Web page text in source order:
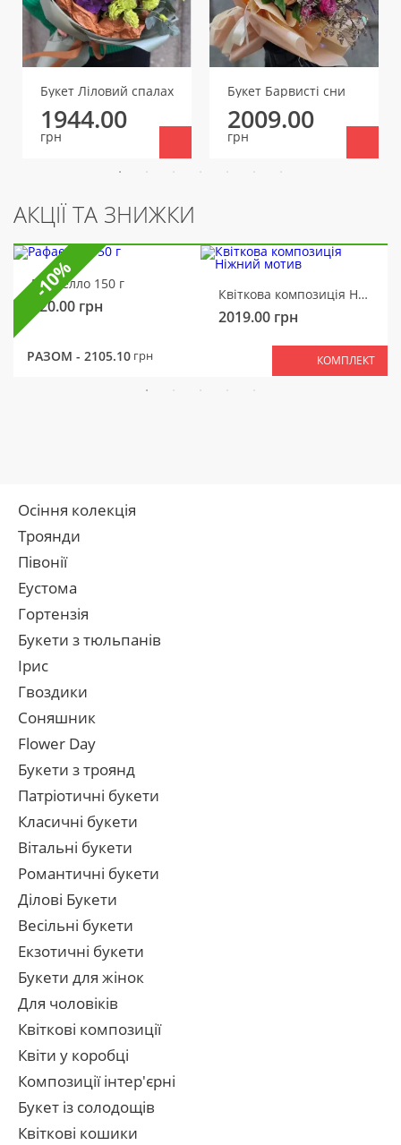
уважением Ольга.
Букет Ліловий спалах
1944.00
грн
Букет Барвисті сни
2009.00
грн
АКЦІЇ ТА ЗНИЖКИ
Рафаелло 150 г
320.00 грн
Квіткова композиція Ніжний мотив
2019.00 грн
РАЗОМ - 2105.10 грн КОМПЛЕКТ
-10%
Осіння колекція
Троянди
Півонії
Еустома
Гортензія
Букети з тюльпанів
Ірис
Гвоздики
Соняшник
Flower Day
Букети з троянд
Патріотичні букети
Класичні букети
Вітальні букети
Романтичні букети
Ділові Букети
Весільні букети
Екзотичні букети
Букети для жінок
Для чоловіків
Квіткові композиції
Квіти у коробці
Композиції інтер'єрні
Букет із солодощів
Квіткові кошики